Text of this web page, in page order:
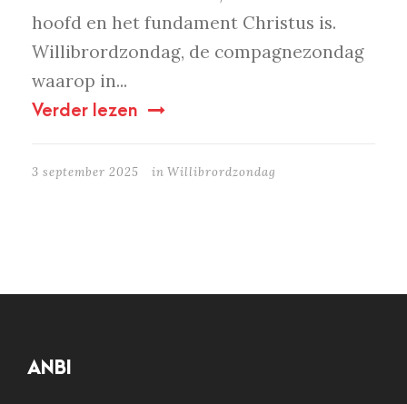
hoofd en het fundament Christus is.
Willibrordzondag, de compagnezondag
waarop in...
Verder lezen
3 september 2025 in Willibrordzondag
ANBI